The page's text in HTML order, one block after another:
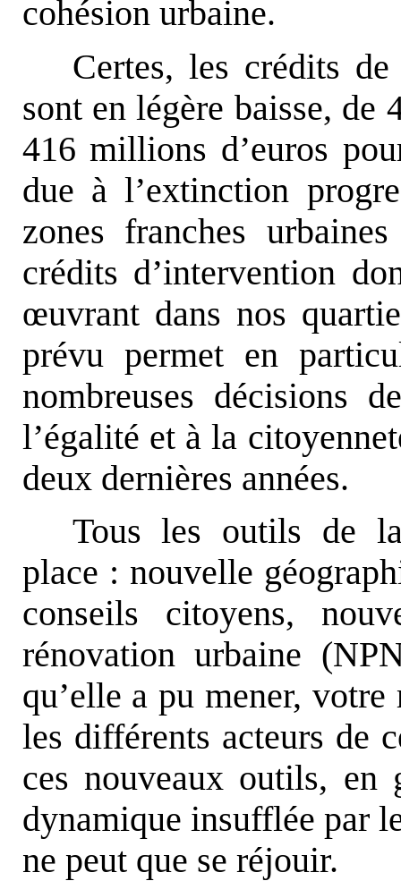
cohésion urbaine.
Certes, les crédits
sont en légère baisse, de
416 millions d’euros
due à l’extinction
zones franches
crédits d’intervention
œuvrant dans nos
prévu permet en
nombreuses décisions
l’égalité et à la
deux dernières années.
Tous les outils de
place : nouvelle
conseils citoyens,
rénovation urbaine
qu’elle a pu mener,
les différents acteurs de
ces nouveaux outils, en
dynamique insufflée par
ne peut que se réjouir.